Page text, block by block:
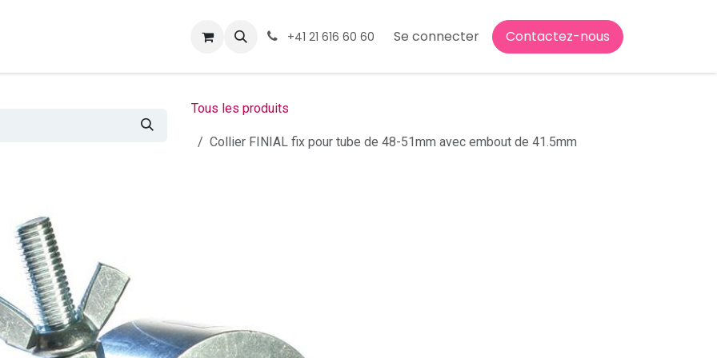
+41 21 616 60 60 Se connecter Contactez-nous
Tous les produits
Collier FINIAL fix pour tube de 48-51mm avec embout de 41.5mm